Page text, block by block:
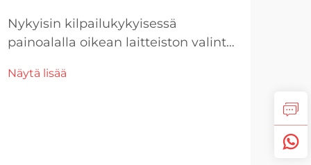
Nykyisin kilpailukykyisessä
painoalalla oikean laitteiston valinta
Suuri UV-tasotulostin on merkittävä
Näytä lisää